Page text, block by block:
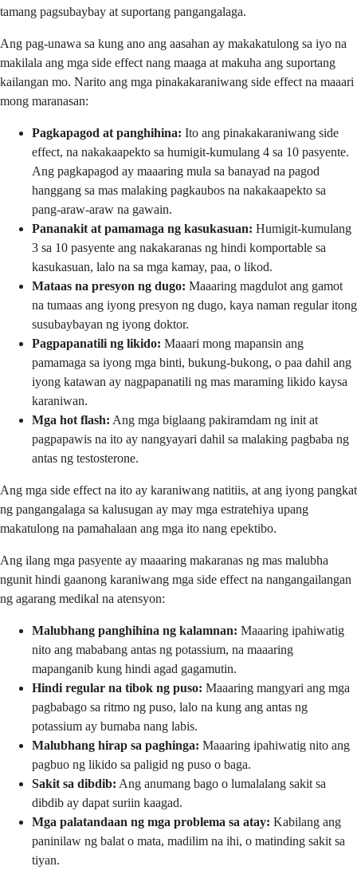
tamang pagsubaybay at suportang pangangalaga.
Ang pag-unawa sa kung ano ang aasahan ay makakatulong sa iyo na
makilala ang mga side effect nang maaga at makuha ang suportang
kailangan mo. Narito ang mga pinakakaraniwang side effect na maaari
mong maranasan:
Pagkapagod at panghihina: Ito ang pinakakaraniwang side
effect, na nakakaapekto sa humigit-kumulang 4 sa 10 pasyente.
Ang pagkapagod ay maaaring mula sa banayad na pagod
hanggang sa mas malaking pagkaubos na nakakaapekto sa
pang-araw-araw na gawain.
Pananakit at pamamaga ng kasukasuan: Humigit-kumulang
3 sa 10 pasyente ang nakakaranas ng hindi komportable sa
kasukasuan, lalo na sa mga kamay, paa, o likod.
Mataas na presyon ng dugo: Maaaring magdulot ang gamot
na tumaas ang iyong presyon ng dugo, kaya naman regular itong
susubaybayan ng iyong doktor.
Pagpapanatili ng likido: Maaari mong mapansin ang
pamamaga sa iyong mga binti, bukung-bukong, o paa dahil ang
iyong katawan ay nagpapanatili ng mas maraming likido kaysa
karaniwan.
Mga hot flash: Ang mga biglaang pakiramdam ng init at
pagpapawis na ito ay nangyayari dahil sa malaking pagbaba ng
antas ng testosterone.
Ang mga side effect na ito ay karaniwang natitiis, at ang iyong pangkat
ng pangangalaga sa kalusugan ay may mga estratehiya upang
makatulong na pamahalaan ang mga ito nang epektibo.
Ang ilang mga pasyente ay maaaring makaranas ng mas malubha
ngunit hindi gaanong karaniwang mga side effect na nangangailangan
ng agarang medikal na atensyon:
Malubhang panghihina ng kalamnan: Maaaring ipahiwatig
nito ang mababang antas ng potassium, na maaaring
mapanganib kung hindi agad gagamutin.
Hindi regular na tibok ng puso: Maaaring mangyari ang mga
pagbabago sa ritmo ng puso, lalo na kung ang antas ng
potassium ay bumaba nang labis.
Malubhang hirap sa paghinga: Maaaring ipahiwatig nito ang
pagbuo ng likido sa paligid ng puso o baga.
Sakit sa dibdib: Ang anumang bago o lumalalang sakit sa
dibdib ay dapat suriin kaagad.
Mga palatandaan ng mga problema sa atay: Kabilang ang
paninilaw ng balat o mata, madilim na ihi, o matinding sakit sa
tiyan.